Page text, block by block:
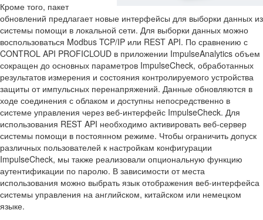
Кроме того, пакет
обновлений предлагает новые интерфейсы для выборки данных из
системы помощи в локальной сети. Для выборки данных можно
воспользоваться Modbus TCP/IP или REST API. По сравнению с
CONTROL API PROFICLOUD в приложении ImpulseAnalytics объем
сокращен до основных параметров ImpulseCheck, обработанных
результатов измерения и состояния контролируемого устройства
защиты от импульсных перенапряжений. Данные обновляются в
ходе соединения с облаком и доступны непосредственно в
системе управления через веб-интерфейс ImpulseCheck. Для
использования REST API необходимо активировать веб-сервер
системы помощи в постоянном режиме. Чтобы ограничить допуск
различных пользователей к настройкам конфигурации
ImpulseCheck, мы также реализовали опциональную функцию
аутентификации по паролю. В зависимости от места
использования можно выбрать язык отображения веб-интерфейса
системы управления на английском, китайском или немецком
языке.